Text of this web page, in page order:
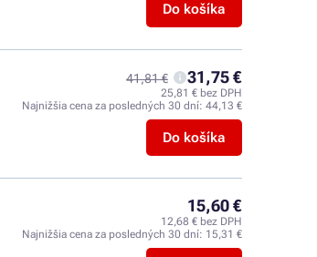
Do košíka
41,81 € 31,75 €
25,81 € bez DPH
Najnižšia cena za posledných 30 dní: 44,13 €
Do košíka
15,60 €
12,68 € bez DPH
Najnižšia cena za posledných 30 dní: 15,31 €